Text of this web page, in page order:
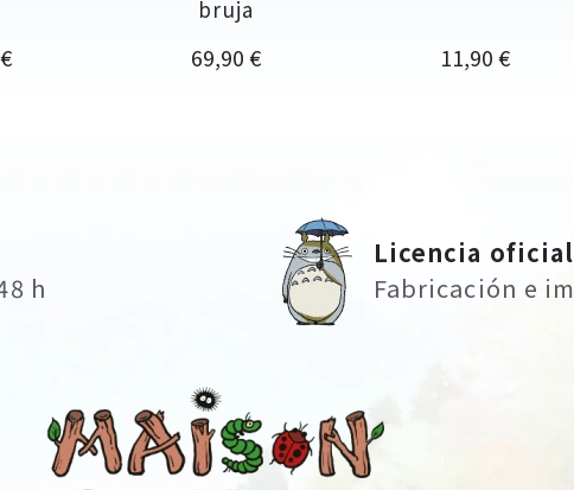
bruja
Precio
69,90 € Precio
11,90 €
h
Licencia
Fabricación e